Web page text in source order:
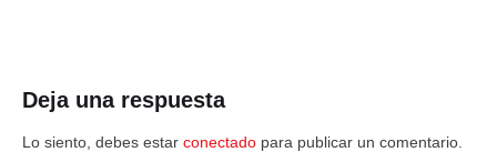
Deja una respuesta
Lo siento, debes estar conectado para publicar un comentario.